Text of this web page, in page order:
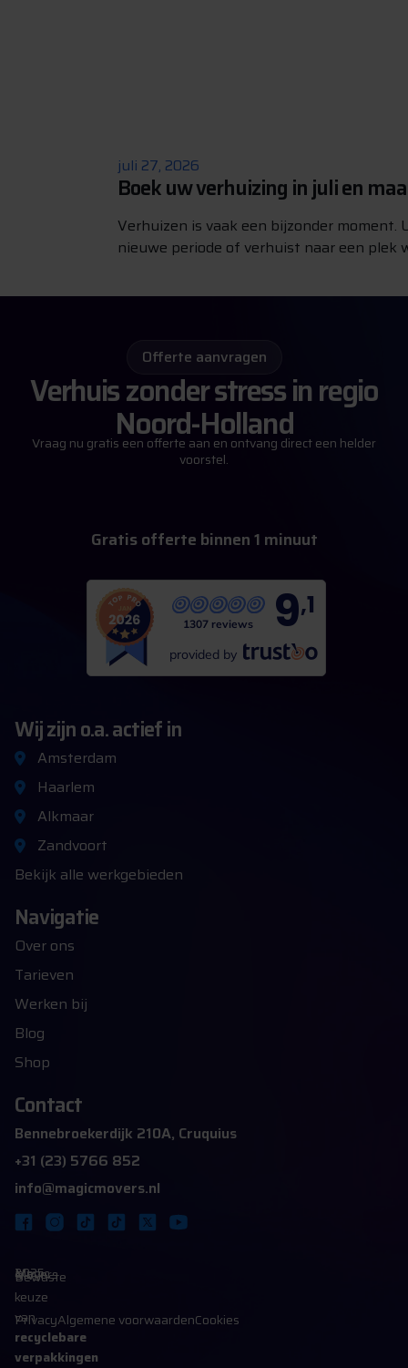
juli 27, 2026
Boek uw verhuizing in juli en
Verhuizen is vaak een bijzonder
nieuwe periode of verhuist naar een plek
Offerte aanvragen
Verhuis zonder stress in regio
Noord-Holland
Vraag nu gratis een offerte aan en ontvang direct een helder
voorstel.
Gratisofferte binnen1 minuut
1307 reviews 9,1
provided by
Wij zijn o.a. actief in
Amsterdam
Haarlem
Alkmaar
Zandvoort
Bekijk alle werkgebieden
Navigatie
Over ons
Tarieven
Werken bij
Blog
Shop
Contact
Bennebroekerdijk 210A, Cruquius
+31 (23) 5766 852
info@magicmovers.nl
2025 Magic Movers B.V.
Bewuste
keuze
van
recyclebare
verpakkingen
PrivacyAlgemene voorwaardenCookies